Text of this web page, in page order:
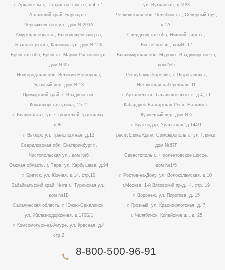
г. Архангельск, Талажское шоссе, д.4, с1
Алтайский край, Барнаул г.,
Чернышевского ул., дом №293А
Амурская область, Благовещенский р-н,
Благовещенск г, Калинина ул, дом №126
Брянская обл, Брянск г, Марии Расковой ул,
дом №25
Новгородская обл, Великий Новгород г,
Базовый пер, дом №13
Приморский край, г. Владивосток,
Командорская улица, 11с11
г. Владикавказ, ул. Строителей Транскама,
д.8С
г. Выборг, ул. Транспортная, д.12
Свердловская обл, Екатеринбург г.,
Чистопольская ул., дом №6
Омская область, г. Тара, ул. Карбышева, д.94
г. Братск, ул. Южная, д.14, стр.10
Забайкальский край, Чита г., Туринская ул.,
дом №1Б
Сахалинская область, г. Южно-Сахалинск,
ул. Железнодорожная, д.170Б/1
г. Комсомольск-на-Амуре, ул. Красная, д.4
стр.2
ул. Вулканная, д.59/3
Челябинская обл, Челябинск г., Северный Луч,
д.1А.
Свердловская обл, Нижний Тагил г.,
Восточное ш., дом№ 17
Владимирская обл, Муром г, Владимирское ш,
дом №5
Республика Карелия, г. Петрозаводск,
Неглинская набережная, 11
г. Архангельск, Талажское шоссе, д.4, с1
Кабардино-Балкарская Респ, Нальчик г,
Кузнечный пер, дом №5
г. Краснодар, Уральская, д.144/1
республика Крым, Симферополь г., ул. Глинки,
дом №67Г
Севастополь г., Фиолентовское шоссе,
дом №1/5
г. Ростов-на-Дону, ул. Волоколамская, д.10
г.Москва, 1-й Вязовский пр-д., 4, стр. 19
г. Воронеж, ул. Пирогова, д. 15
г. Грозный, ул. Краснофлотская, д. 7
г. Челябинск, Копейское ш., д. 25
8-800-500-96-91